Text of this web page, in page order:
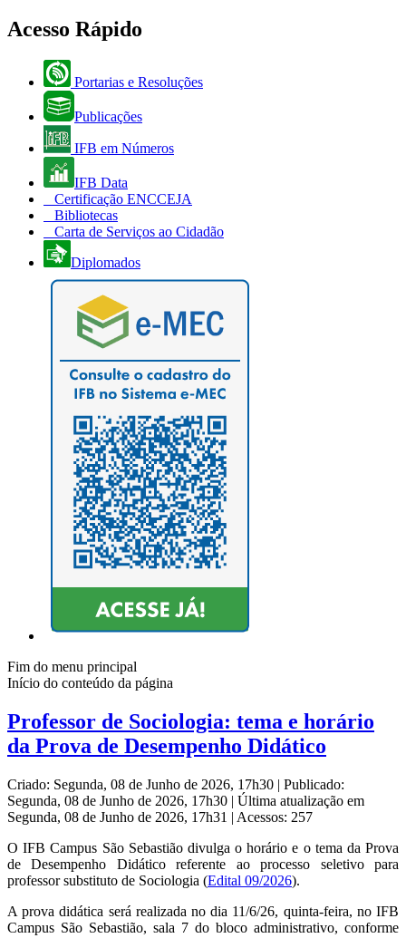
Acesso Rápido
Portarias e Resoluções
Publicações
IFB em Números
IFB Data
Certificação ENCCEJA
Bibliotecas
Carta de Serviços ao Cidadão
Diplomados
Fim do menu principal
Início do conteúdo da página
Professor de Sociologia: tema e horário
da Prova de Desempenho Didático
Criado: Segunda, 08 de Junho de 2026, 17h30 | Publicado:
Segunda, 08 de Junho de 2026, 17h30 | Última atualização em
Segunda, 08 de Junho de 2026, 17h31 | Acessos: 257
O IFB Campus São Sebastião divulga o horário e o tema da Prova
de Desempenho Didático referente ao processo seletivo para
professor substituto de Sociologia (Edital 09/2026).
A prova didática será realizada no dia 11/6/26, quinta-feira, no IFB
Campus São Sebastião, sala 7 do bloco administrativo, conforme